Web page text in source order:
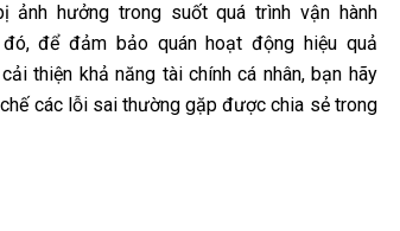
ảnh hưởng trong suốt quá trình vận hành
đó, để đảm bảo quán hoạt động hiệu quả
thiện khả năng tài chính cá nhân, bạn hãy
các lỗi sai thường gặp được chia sẻ trong